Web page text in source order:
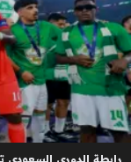
رابطة الدوري السعودي